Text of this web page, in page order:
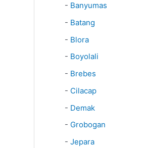
- Banyumas
- Batang
- Blora
- Boyolali
- Brebes
- Cilacap
- Demak
- Grobogan
- Jepara